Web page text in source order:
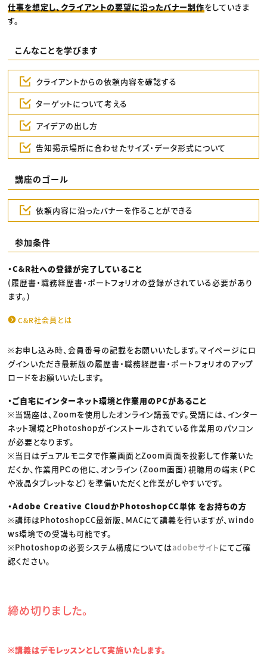
仕事を想定し、クライアントの要望に沿ったバナー制作をしていきま
す。
こんなことを学びます
クライアントからの依頼内容を確認する
ターゲットについて考える
アイデアの出し方
告知掲示場所に合わせたサイズ・データ形式について
講座のゴール
依頼内容に沿ったバナーを作ることができる
参加条件
・C&R社への登録が完了していること
(履歴書・職務経歴書・ポートフォリオの登録がされている必要があり
ます。)
C&R社会員とは
※お申し込み時、会員番号の記載をお願いいたします。マイページにロ
グインいただき最新版の履歴書・職務経歴書・ポートフォリオのアップ
ロードをお願いいたします。
・ご自宅にインターネット環境と作業用のPCがあること
※当講座は、Zoomを使用したオンライン講義です。受講には、インター
ネット環境とPhotoshopがインストールされている作業用のパソコン
が必要となります。
※当日はデュアルモニタで作業画面とZoom画面を投影して作業いた
だくか、作業用PＣの他に、オンライン（Zoom画面）視聴用の端末（ＰＣ
や液晶タブレットなど）を準備いただくと作業がしやすいです。
・Adobe Creative CloudかPhotoshopCC単体 をお持ちの方
※講師はPhotoshopCC最新版、MACにて講義を行いますが、windo
ws環境での受講も可能です。
※Photoshopの必要システム構成についてはadobeサイトにてご確
認ください。
締め切りました。
※講義はデモレッスンとして実施いたします。